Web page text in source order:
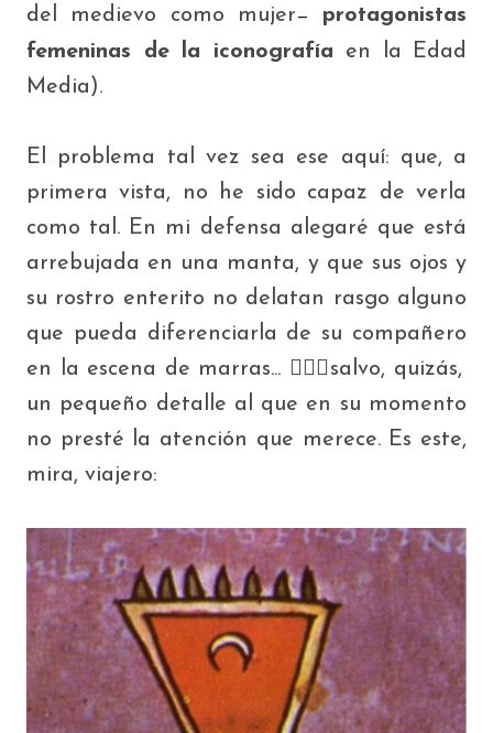
del medievo como mujer—
protagonistas
femeninas de la iconografía en la Edad
Media).
El problema tal vez sea ese aquí: que, a
primera vista, no he sido capaz de verla
como tal. En mi defensa alegaré que está
arrebujada en una manta, y que sus ojos y
su rostro enterito no delatan rasgo alguno
que pueda diferenciarla de su compañero
en la escena de marras... 🤦🏻‍♀️salvo, quizás,
un pequeño detalle al que en su momento
no presté la atención que merece. Es este,
mira, viajero: